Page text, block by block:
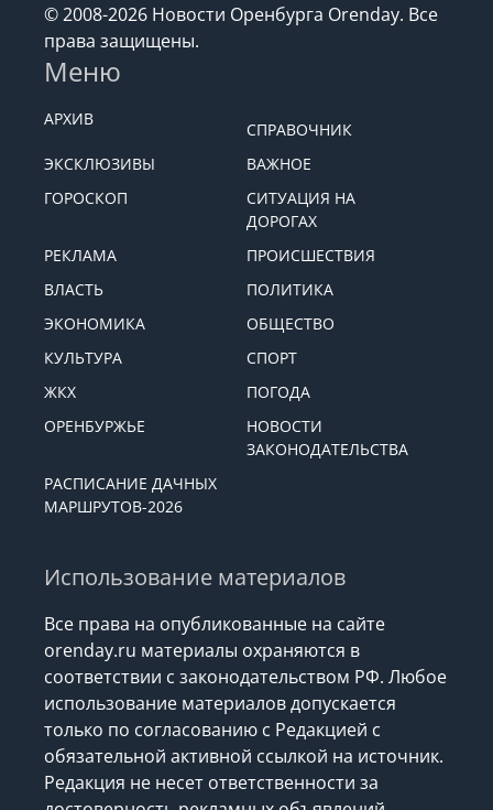
© 2008-2026 Новости Оренбурга Orenday. Все
права защищены.
Меню
АРХИВ
СПРАВОЧНИК
ЭКСКЛЮЗИВЫ
ВАЖНОЕ
ГОРОСКОП
СИТУАЦИЯ НА
ДОРОГАХ
РЕКЛАМА
ПРОИСШЕСТВИЯ
ВЛАСТЬ
ПОЛИТИКА
ЭКОНОМИКА
ОБЩЕСТВО
КУЛЬТУРА
СПОРТ
ЖКХ
ПОГОДА
ОРЕНБУРЖЬЕ
НОВОСТИ
ЗАКОНОДАТЕЛЬСТВА
РАСПИСАНИЕ ДАЧНЫХ
МАРШРУТОВ-2026
Использование материалов
Все права на опубликованные на сайте
orenday.ru материалы охраняются в
соответствии с законодательством РФ. Любое
использование материалов допускается
только по согласованию с Редакцией с
обязательной активной ссылкой на источник.
Редакция не несет ответственности за